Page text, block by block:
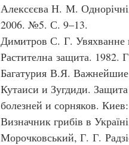
Алексєєва Н. М.
2006. №5. С. 9–13.
Димитров С. Г. Увяхванне
Растителна защита.
Багатурия В.Я. Важнейшие
Кутаиси и Зугдиди.
болезней и сорняков.
Визначник грибів в
Морочковський, Г. Г.